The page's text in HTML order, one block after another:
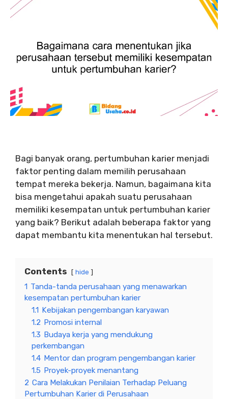
Bagi banyak orang, pertumbuhan karier menjadi
faktor penting dalam memilih perusahaan
tempat mereka bekerja. Namun, bagaimana kita
bisa mengetahui apakah suatu perusahaan
memiliki kesempatan untuk pertumbuhan karier
yang baik? Berikut adalah beberapa faktor yang
dapat membantu kita menentukan hal tersebut.
Contents hide
1 Tanda-tanda perusahaan yang menawarkan
kesempatan pertumbuhan karier
1.1 Kebijakan pengembangan karyawan
1.2 Promosi internal
1.3 Budaya kerja yang mendukung
perkembangan
1.4 Mentor dan program pengembangan karier
1.5 Proyek-proyek menantang
2 Cara Melakukan Penilaian Terhadap Peluang
Pertumbuhan Karier di Perusahaan